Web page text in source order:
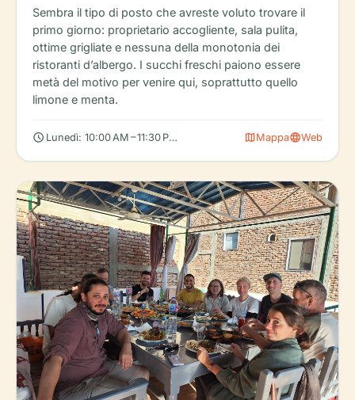
Sembra il tipo di posto che avreste voluto trovare il
primo giorno: proprietario accogliente, sala pulita,
ottime grigliate e nessuna della monotonia dei
ristoranti d’albergo. I succhi freschi paiono essere
metà del motivo per venire qui, soprattutto quello
limone e menta.
schedule Lunedì: 10:00 AM – 11:30 PM, Martedì: 10:00 AM – 11:30 PM,
mapMappalanguageWeb